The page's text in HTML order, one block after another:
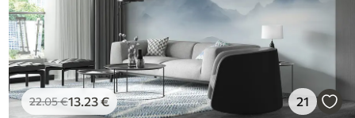
22.05€13.23€ 21